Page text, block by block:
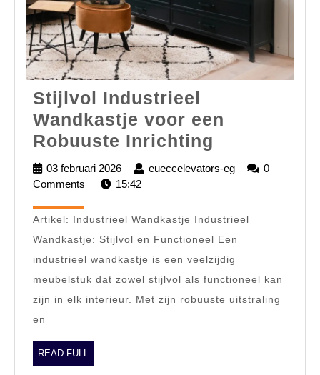
Stijlvol Industrieel
Wandkastje voor een
Robuuste Inrichting
Industrieel
voor
een
Robuuste
Inrichting
03 februari 2026
03
februari
eueccelevators-eg
eueccelevators-
0
Comments
15:42
Artikel: Industrieel Wandkastje Industrieel
Wandkastje: Stijlvol en Functioneel Een
industrieel wandkastje is een veelzijdig
meubelstuk dat zowel stijlvol als functioneel kan
zijn in elk interieur. Met zijn robuuste uitstraling
en
READ FULL
FULL